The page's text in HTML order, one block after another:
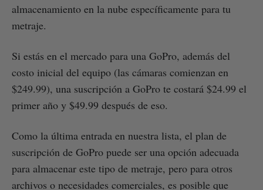
almacenamiento en la nube específicamente para tu
metraje.
Si estás en el mercado para una GoPro, además del
costo inicial del equipo (las cámaras comienzan en
$249.99), una suscripción a GoPro te costará $24.99 el
primer año y $49.99 después de eso.
Como la última entrada en nuestra lista, el plan de
suscripción de GoPro puede ser una opción adecuada
para almacenar este tipo de metraje, pero para otros
archivos o necesidades comerciales, es posible que